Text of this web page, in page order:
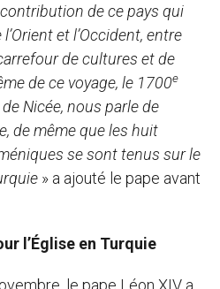
de ce pays qui
et l’Occident, entre
de cultures et de
de ce voyage, le 1700e
Nicée, nous parle de
de même que les huit
se sont tenus sur le
» a ajouté le pape avant
l’Église en Turquie
le pape Léon XIV a